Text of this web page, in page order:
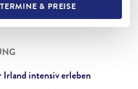
TERMINE & PREISE
intensiv erleben